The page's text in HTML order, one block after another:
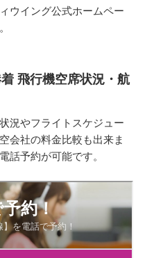
ウイング公式ホームペー
飛行機空席状況・航
況やフライトスケジュー
会社の料金比較も出来ま
話予約が可能です。